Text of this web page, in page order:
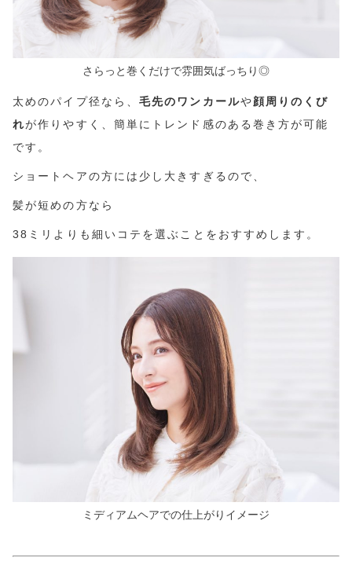
さらっと巻くだけで雰囲気ばっちり◎
太めのパイプ径なら、 毛先のワンカールや顔周りのくび
れが作りやすく、簡単にトレンド感のある巻き方が可能
です。
ショートヘアの方には少し大きすぎるので、
髪が短めの方なら
38ミリよりも細いコテを選ぶことをおすすめします。
ミディアムヘアでの仕上がりイメージ